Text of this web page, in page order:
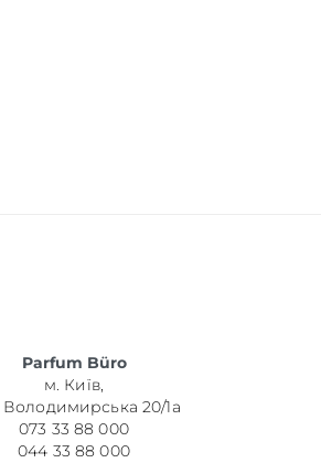
Parfum Büro
м. Київ,
Володимирська 20/1а
073 33 88 000
044 33 88 000